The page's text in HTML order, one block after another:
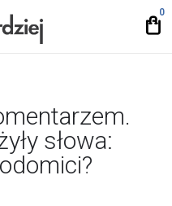
0
słowa: